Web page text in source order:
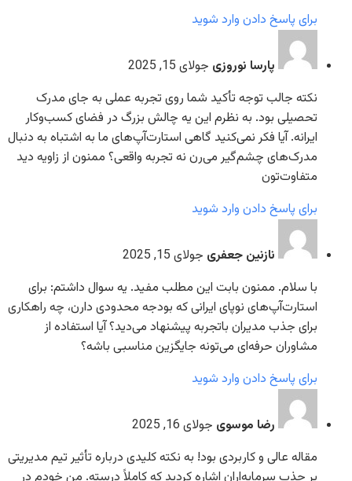
برای پاسخ دادن وارد شوید
پارسا نوروزی جولای 15, 2025
نکته جالب توجه تأکید شما روی تجربه عملی به جای مدرک
تحصیلی بود. به نظرم این یه چالش بزرگ در فضای کسب‌وکار
ایرانه. آیا فکر نمی‌کنید گاهی استارت‌آپ‌های ما به اشتباه به دنبال
مدرک‌های چشم‌گیر می‌رن نه تجربه واقعی؟ ممنون از زاویه دید
متفاوت‌تون
برای پاسخ دادن وارد شوید
نازنین جعفری جولای 15, 2025
با سلام. ممنون بابت این مطلب مفید. یه سوال داشتم: برای
استارت‌آپ‌های نوپای ایرانی که بودجه محدودی دارن، چه راهکاری
برای جذب مدیران با‌تجربه پیشنهاد می‌دید؟ آیا استفاده از
مشاوران حرفه‌ای می‌تونه جایگزین مناسبی باشه؟
برای پاسخ دادن وارد شوید
رضا موسوی جولای 16, 2025
مقاله عالی و کاربردی بود! به نکته کلیدی درباره تأثیر تیم مدیریتی